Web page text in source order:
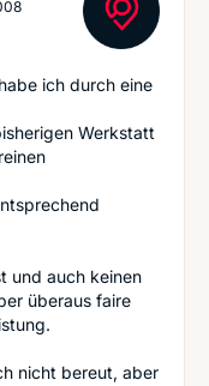
ich durch eine
Werkstatt
und auch keinen
überaus faire
nicht bereut, aber